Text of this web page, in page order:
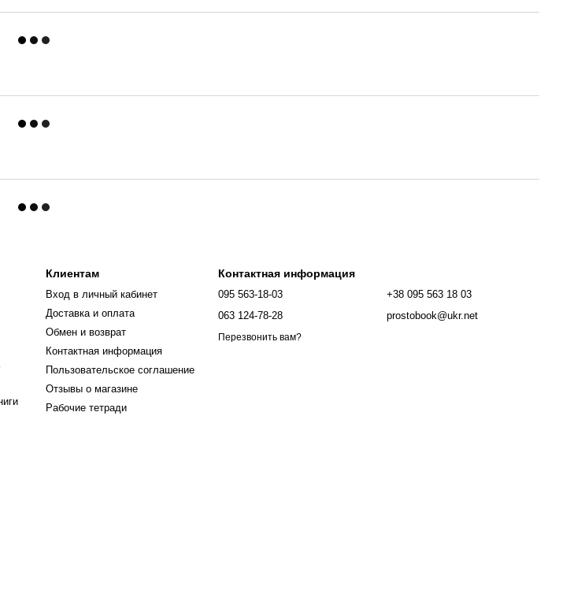
Клиентам
Вход в личный кабинет
Доставка и оплата
Обмен и возврат
Контактная информация
Пользовательское соглашение
Отзывы о магазине
Рабочие тетради
Контактная информация
095 563-18-03
063 124-78-28
Перезвонить вам?
+38 095 563 18 03
prostobook@ukr.net